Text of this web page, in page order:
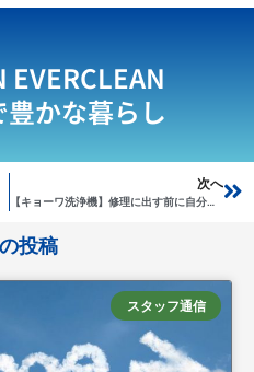
EVERCLEAN
かな暮らし
次へ
【キョーワ洗浄機】修理に出す前に自分でできること
投稿
スタッフ通信